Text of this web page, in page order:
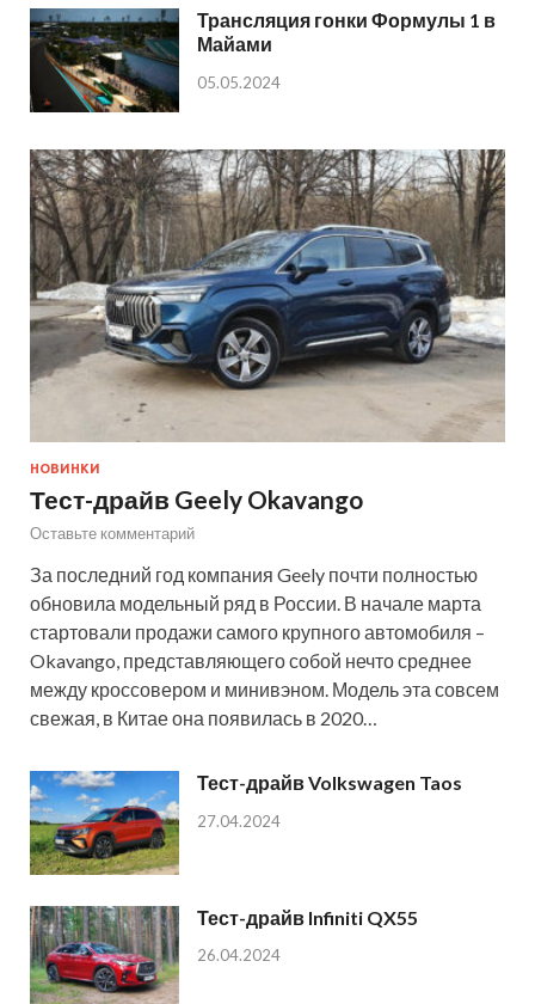
Трансляция гонки Формулы 1 в
Майами
05.05.2024
НОВИНКИ
Тест-драйв Geely Okavango
Оставьте комментарий
За последний год компания Geely почти полностью
обновила модельный ряд в России. В начале марта
стартовали продажи самого крупного автомобиля –
Okavango, представляющего собой нечто среднее
между кроссовером и минивэном. Модель эта совсем
свежая, в Китае она появилась в 2020…
Тест-драйв Volkswagen Taos
27.04.2024
Тест-драйв Infiniti QX55
26.04.2024